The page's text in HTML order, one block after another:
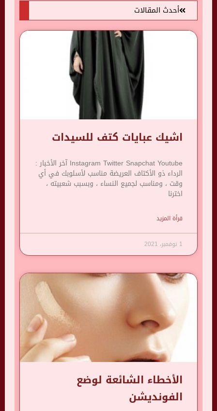
أحدث المقالات
اشيك عبايات كتف للسيدات
Instagram Twitter Snapchat Youtube آخر الأخبار :
الرداء ذو ​​الأكتاف العريضة مناسب لأسلوبك في أي
وقت ، ومناسب لجميع النساء ، وبسبب شعبيته ،
اخترنا
قرأة المزيد
1 نوفمبر، 2021
الأخطاء الشائعة لوضع
الفونديشن